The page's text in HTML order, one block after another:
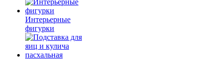
Интерьерные
фигурки